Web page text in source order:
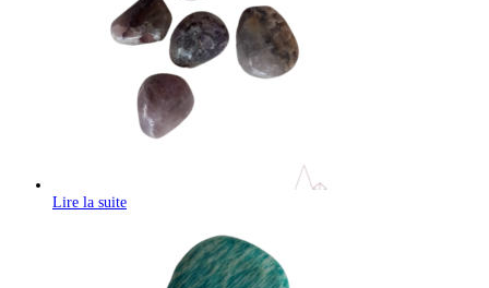
Lire la suite